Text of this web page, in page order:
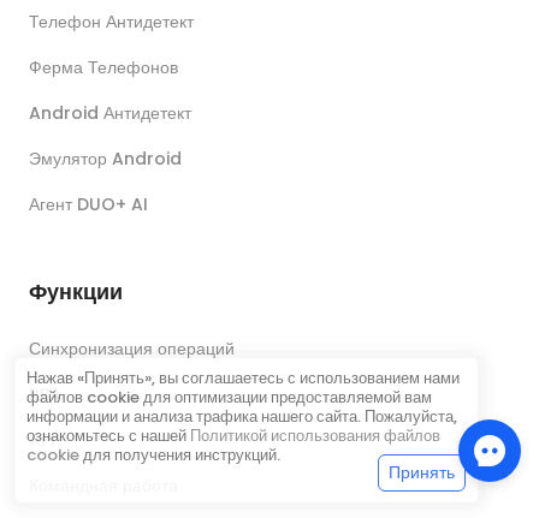
Телефон Антидетект
Ферма Телефонов
Android Антидетект
Эмулятор Android
Агент DUO+ AI
Функции
Синхронизация операций
RPA
API
Нажав «Принять», вы соглашаетесь с использованием нами
файлов cookie для оптимизации предоставляемой вам
информации и анализа трафика нашего сайта. Пожалуйста,
ознакомьтесь с нашей Политикой использования файлов
cookieдля получения инструкций.
Принять